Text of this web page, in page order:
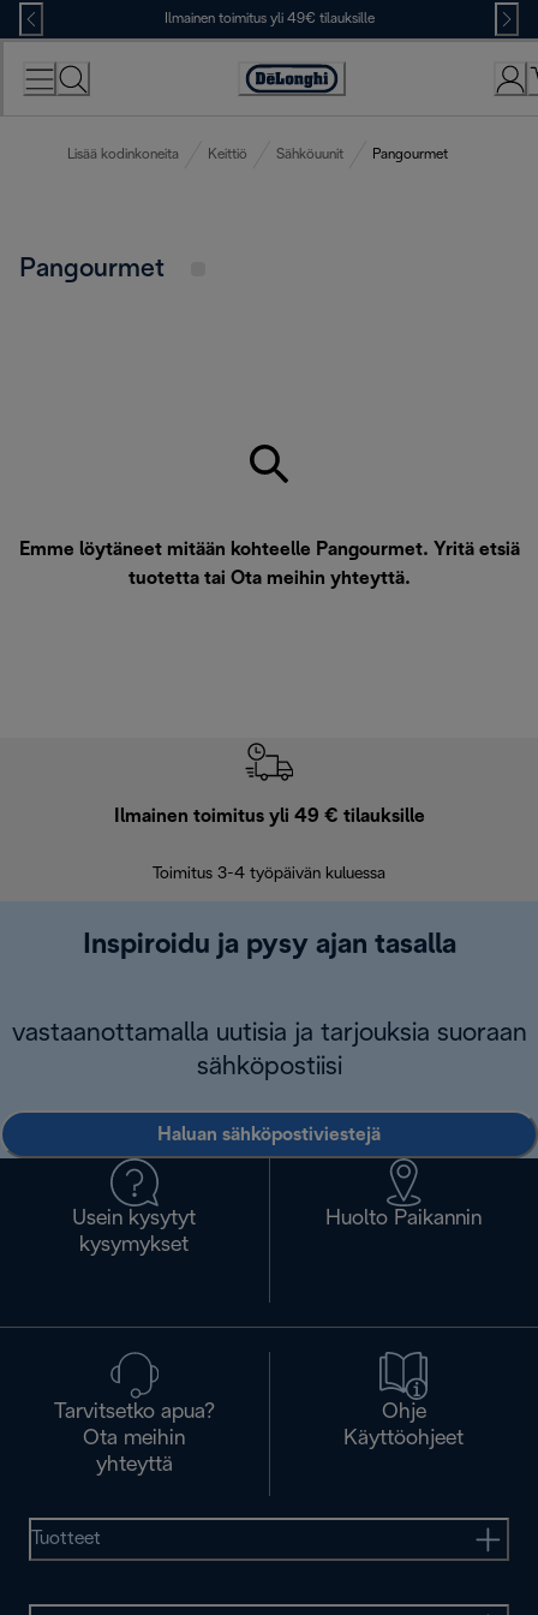
Skip
to
Content
Ilmainen toimitus yli 49€ tilauksille
Accessibility
Lisää kodinkoneita Keittiö Sähköuunit Pangourmet
Pangourmet
Emme löytäneet mitään kohteelle Pangourmet. Yritä etsiä
tuotetta tai Ota meihin yhteyttä.
Ilmainen toimitus yli 49 € tilauksille
Toimitus 3-4 työpäivän kuluessa
Inspiroidu ja pysy ajan tasalla
vastaanottamalla uutisia ja tarjouksia suoraan
sähköpostiisi
Haluan sähköpostiviestejä
Usein kysytyt
kysymykset
Huolto Paikannin
Tarvitsetko apua?
Ota meihin
yhteyttä
Ohje
Käyttöohjeet
Tuotteet